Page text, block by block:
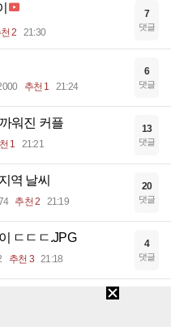
2 21:30
7
댓글
추천 1 21:24
6
댓글
워진 커플
1 21:21
13
댓글
역 날씨
추천 2 21:19
20
댓글
ㄷㄷㄷ.JPG
추천 3 21:18
4
댓글